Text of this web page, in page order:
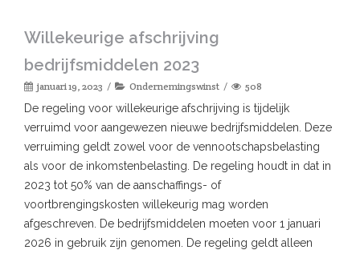
Willekeurige afschrijving
bedrijfsmiddelen 2023
januari 19, 2023 Ondernemingswinst 508
De regeling voor willekeurige afschrijving is tijdelijk
verruimd voor aangewezen nieuwe bedrijfsmiddelen. Deze
verruiming geldt zowel voor de vennootschapsbelasting
als voor de inkomstenbelasting. De regeling houdt in dat in
2023 tot 50% van de aanschaffings- of
voortbrengingskosten willekeurig mag worden
afgeschreven. De bedrijfsmiddelen moeten voor 1 januari
2026 in gebruik zijn genomen. De regeling geldt alleen